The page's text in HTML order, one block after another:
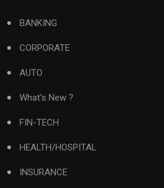
BANKING
CORPORATE
AUTO
What's New ?
FIN-TECH
HEALTH/HOSPITAL
INSURANCE